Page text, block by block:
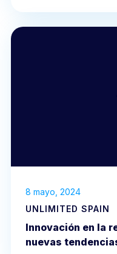
8 mayo, 2024
UNLIMITED SPAIN
Innovación en la
nuevas